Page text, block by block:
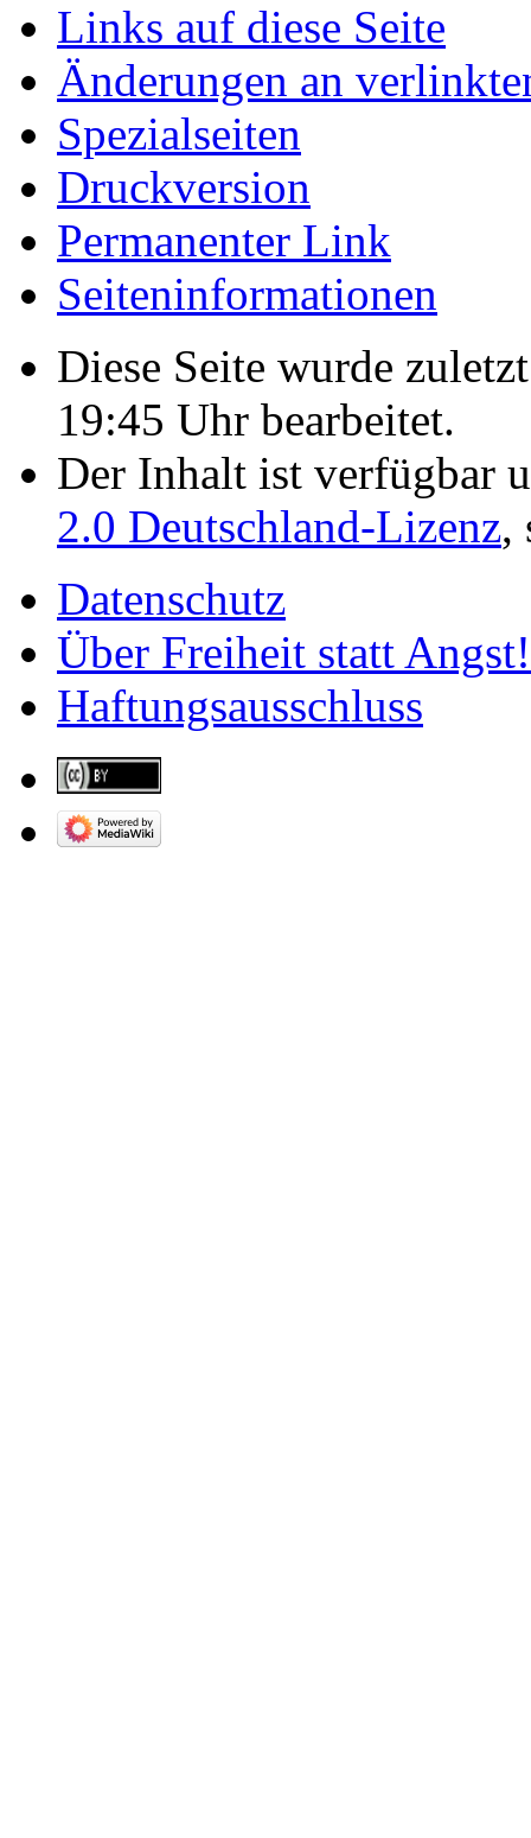
Links auf diese Seite
Änderungen an
Spezialseiten
Druckversion
Permanenter Link
Seiten­­informationen
Diese Seite wurde
19:45 Uhr bearbeitet.
Der Inhalt ist verfügbar
2.0 Deutschland-Lizenz,
Datenschutz
Über Freiheit statt Angst!
Haftungsausschluss